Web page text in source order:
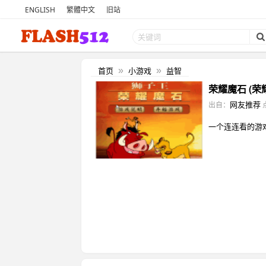
ENGLISH 繁體中文 旧站
首页 » 小游戏 » 益智
荣耀魔石 (荣
出自： 网友推荐
一个连连看的游